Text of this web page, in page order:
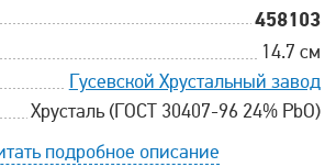
458103
14.7 см
Гусевской Хрустальный завод
Хрусталь (ГОСТ 30407-96 24% PbO)
подробное описание